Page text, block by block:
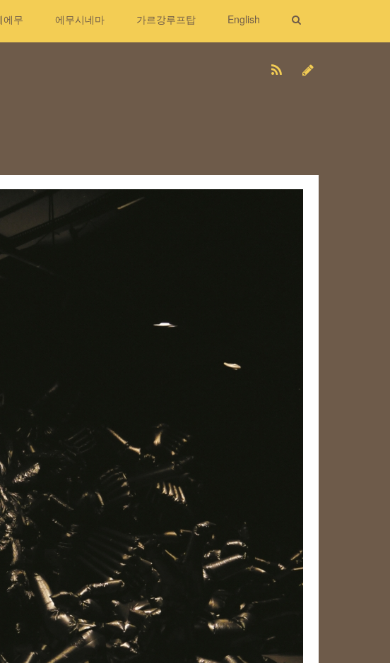
에무 에무시네마 가르강루프탑 English